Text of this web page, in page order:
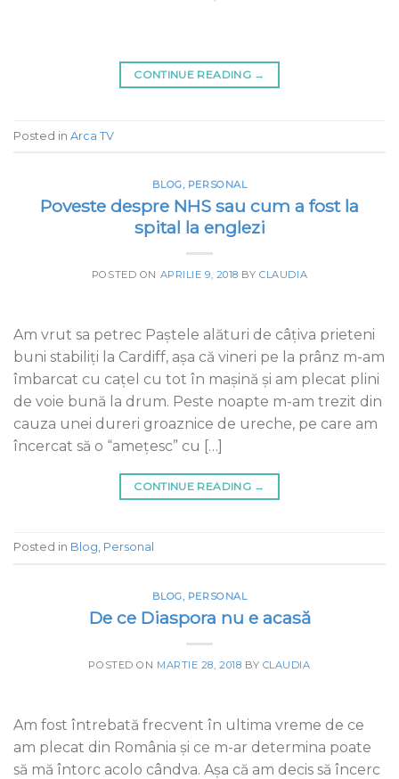
CONTINUE READING →
Posted in Arca TV
BLOG, PERSONAL
Poveste despre NHS sau cum a fost la
spital la englezi
POSTED ON APRILIE 9, 2018 BYCLAUDIA
Am vrut sa petrec Paştele alături de câţiva prieteni
buni stabiliţi la Cardiff, aşa că vineri pe la prânz m-am
îmbarcat cu caţel cu tot în maşină şi am plecat plini
de voie bună la drum. Peste noapte m-am trezit din
cauza unei dureri groaznice de ureche, pe care am
încercat să o “amețesc” cu […]
CONTINUE READING →
Posted in Blog, Personal
BLOG, PERSONAL
De ce Diaspora nu e acasă
POSTED ON MARTIE 28, 2018 BY CLAUDIA
Am fost întrebată frecvent în ultima vreme de ce
am plecat din România și ce m-ar determina poate
să mă întorc acolo cândva. Așa că am decis să încerc